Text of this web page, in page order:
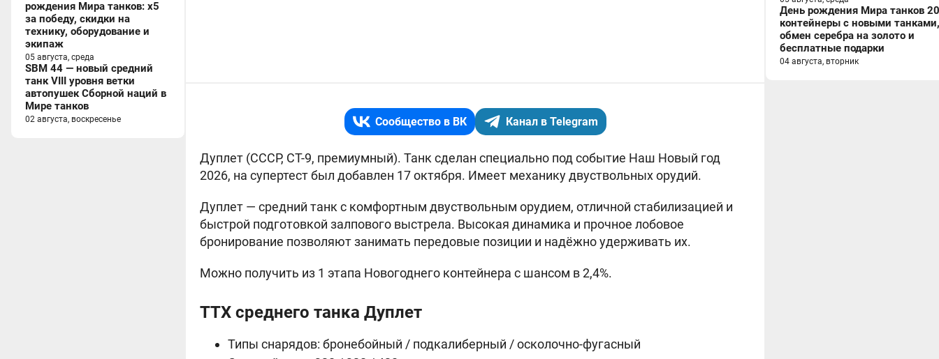
рождения Мира танков: x5
за победу, скидки на
технику, оборудование и
экипаж
05 августа, среда
SBM 44 — новый средний
танк VIII уровня ветки
автопушек Сборной наций в
Мире танков
02 августа, воскресенье Сообщество в ВК Канал в Telegram
Дуплет (СССР, СТ-9, премиумный). Танк сделан специально под событие Наш Новый год
2026, на супертест был добавлен 17 октября. Имеет механику двуствольных орудий.
Дуплет — средний танк с комфортным двуствольным орудием, отличной стабилизацией и
быстрой подготовкой залпового выстрела. Высокая динамика и прочное лобовое
бронирование позволяют занимать передовые позиции и надёжно удерживать их.
Можно получить из 1 этапа Новогоднего контейнера с шансом в 2,4%.
ТТХ среднего танка Дуплет
Типы снарядов: бронебойный / подкалиберный / осколочно-фугасный
День рождения Мира танков
контейнеры с новыми танками,
обмен серебра на золото и
бесплатные подарки
04 августа, вторник